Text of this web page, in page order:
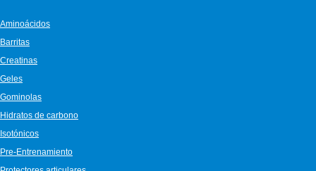
Aminoácidos
Barritas
Creatinas
Geles
Gominolas
Hidratos de carbono
Isotónicos
Pre-Entrenamiento